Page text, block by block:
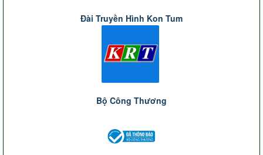
Đài Truyền Hình Kon Tum
Bộ Công Thương